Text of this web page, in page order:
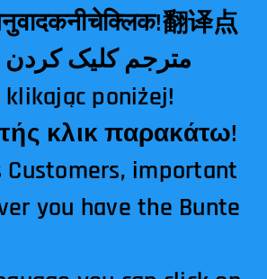
κλικ παρακάτω!
Customers, important
you have the Bunte